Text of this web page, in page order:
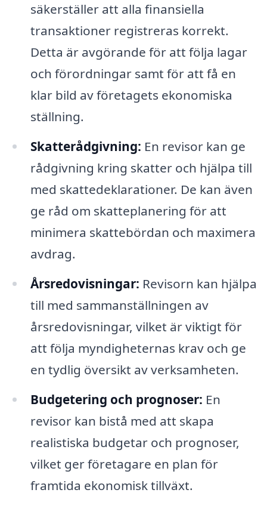
säkerställer att alla finansiella
transaktioner registreras korrekt.
Detta är avgörande för att följa lagar
och förordningar samt för att få en
klar bild av företagets ekonomiska
ställning.
Skatterådgivning: En revisor kan ge
rådgivning kring skatter och hjälpa till
med skattedeklarationer. De kan även
ge råd om skatteplanering för att
minimera skattebördan och maximera
avdrag.
Årsredovisningar: Revisorn kan hjälpa
till med sammanställningen av
årsredovisningar, vilket är viktigt för
att följa myndigheternas krav och ge
en tydlig översikt av verksamheten.
Budgetering och prognoser: En
revisor kan bistå med att skapa
realistiska budgetar och prognoser,
vilket ger företagare en plan för
framtida ekonomisk tillväxt.